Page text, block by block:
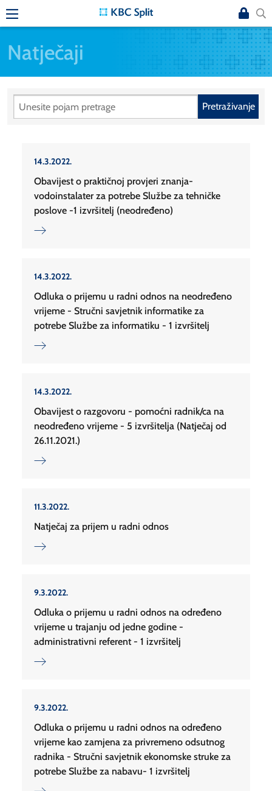
Natječaji
Pretraživanje
14.3.2022.
Obavijest o praktičnoj provjeri znanja-
vodoinstalater za potrebe Službe za tehničke
poslove -1 izvršitelj (neodređeno)
14.3.2022.
Odluka o prijemu u radni odnos na neodređeno
vrijeme - Stručni savjetnik informatike za
potrebe Službe za informatiku - 1 izvršitelj
14.3.2022.
Obavijest o razgovoru - pomoćni radnik/ca na
neodređeno vrijeme - 5 izvršitelja (Natječaj od
26.11.2021.)
11.3.2022.
Natječaj za prijem u radni odnos
9.3.2022.
Odluka o prijemu u radni odnos na određeno
vrijeme u trajanju od jedne godine -
administrativni referent - 1 izvršitelj
9.3.2022.
Odluka o prijemu u radni odnos na određeno
vrijeme kao zamjena za privremeno odsutnog
radnika - Stručni savjetnik ekonomske struke za
potrebe Službe za nabavu- 1 izvršitelj